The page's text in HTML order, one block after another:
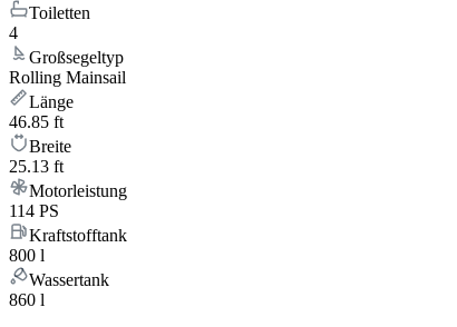
Toiletten
4
Großsegeltyp
Rolling Mainsail
Länge
46.85 ft
Breite
25.13 ft
Motorleistung
114 PS
Kraftstofftank
800 l
Wassertank
860 l